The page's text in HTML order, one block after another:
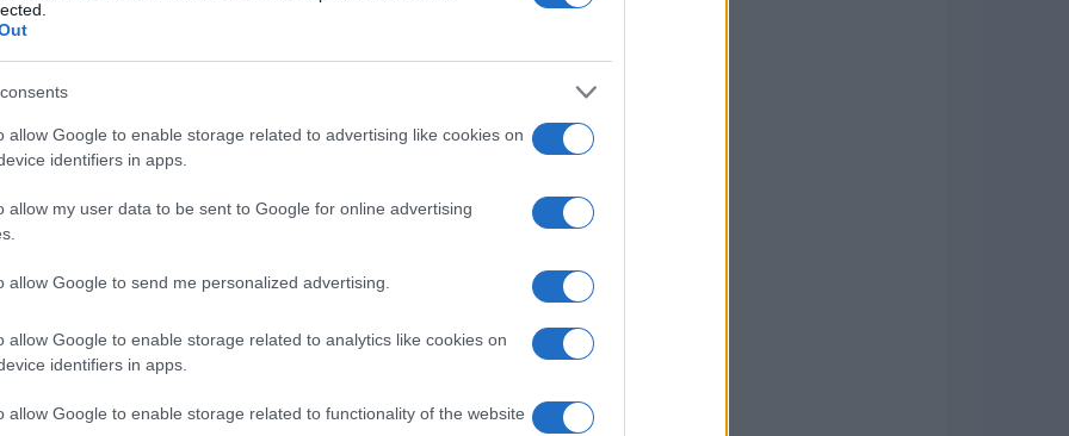
allow Google to enable storage related to advertising like cookies on
identifiers in apps.
allow my user data to be sent to Google for online advertising
allow Google to send me personalized advertising.
allow Google to enable storage related to analytics like cookies on
identifiers in apps.
allow Google to enable storage related to functionality of the website
chiedersi se esistano alternative valide a
ci siano più attori sul mercato, ognuno con
giving me hopeful vibes
e Microsoft come “aziende strategiche
che limiteranno il loro potere.
per garantire una concorrenza più equa e
che sia ora di agire? 🤔
impatto
europee, come il Digital Markets Act